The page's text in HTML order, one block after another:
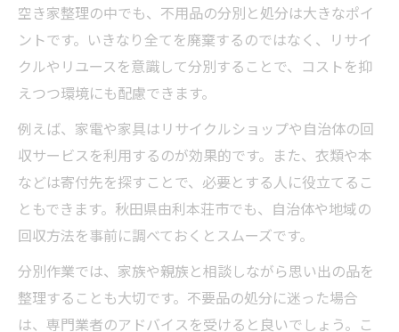
空き家整理の中でも、不用品の分別と処分は大きなポイ
ントです。いきなり全てを廃棄するのではなく、リサイ
クルやリユースを意識して分別することで、コストを抑
えつつ環境にも配慮できます。
例えば、家電や家具はリサイクルショップや自治体の回
収サービスを利用するのが効果的です。また、衣類や本
などは寄付先を探すことで、必要とする人に役立てるこ
ともできます。秋田県由利本荘市でも、自治体や地域の
回収方法を事前に調べておくとスムーズです。
分別作業では、家族や親族と相談しながら思い出の品を
整理することも大切です。不要品の処分に迷った場合
は、専門業者のアドバイスを受けると良いでしょう。こ